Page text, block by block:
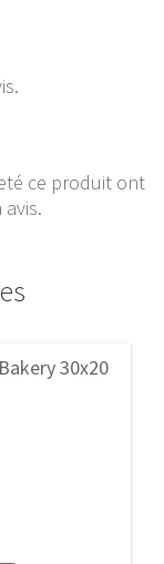
ce produit ont